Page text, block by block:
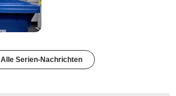
Alle Serien-Nachrichten